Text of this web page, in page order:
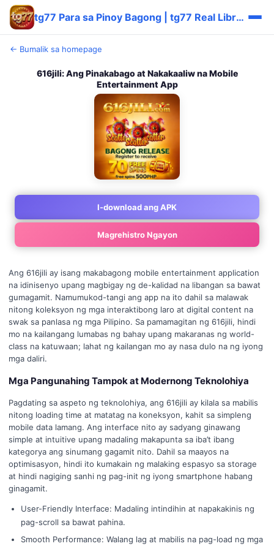
tg77 Para sa Pinoy Bagong | tg77 Real Libre ⭐
← Bumalik sa homepage
616jili: Ang Pinakabago at Nakakaaliw na Mobile
Entertainment App
I-download ang APK
Magrehistro Ngayon
Ang 616jili ay isang makabagong mobile entertainment application
na idinisenyo upang magbigay ng de-kalidad na libangan sa bawat
gumagamit. Namumukod-tangi ang app na ito dahil sa malawak
nitong koleksyon ng mga interaktibong laro at digital content na
swak sa panlasa ng mga Pilipino. Sa pamamagitan ng 616jili, hindi
mo na kailangang lumabas ng bahay upang makaranas ng world-
class na katuwaan; lahat ng kailangan mo ay nasa dulo na ng iyong
mga daliri.
Mga Pangunahing Tampok at Modernong Teknolohiya
Pagdating sa aspeto ng teknolohiya, ang 616jili ay kilala sa mabilis
nitong loading time at matatag na koneksyon, kahit sa simpleng
mobile data lamang. Ang interface nito ay sadyang ginawang
simple at intuitive upang madaling makapunta sa iba’t ibang
kategorya ang sinumang gagamit nito. Dahil sa maayos na
optimisasyon, hindi ito kumakain ng malaking espasyo sa storage
at hindi nagiging sanhi ng pag-init ng iyong smartphone habang
ginagamit.
User-Friendly Interface: Madaling intindihin at napakakinis ng
pag-scroll sa bawat pahina.
Smooth Performance: Walang lag at mabilis na pag-load ng mga